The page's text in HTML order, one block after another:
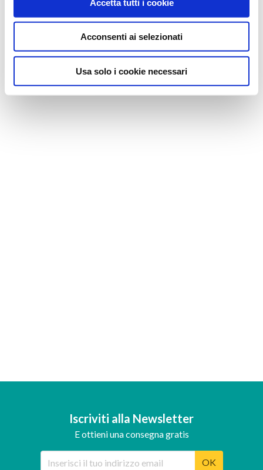
Accetta tutti i cookie
Acconsenti ai selezionati
Usa solo i cookie necessari
Iscriviti alla Newsletter
E ottieni una consegna gratis
OK